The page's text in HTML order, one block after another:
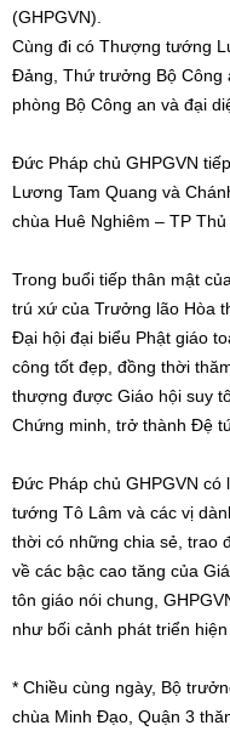
(GHPGVN).
Cùng đi có Thượng tướng
Đảng, Thứ trưởng Bộ Công
phòng Bộ Công an và đại
Đức Pháp chủ GHPGVN
Lương Tam Quang và
chùa Huê Nghiêm – TP
Trong buổi tiếp thân mật
trú xứ của Trưởng lão Hòa
Đại hội đại biểu Phật giáo
công tốt đẹp, đồng thời
thượng được Giáo hội suy
Chứng minh, trở thành Đệ
Đức Pháp chủ GHPGVN
tướng Tô Lâm và các vị
thời có những chia sẻ, trao
về các bậc cao tăng của
tôn giáo nói chung,
như bối cảnh phát triển
* Chiều cùng ngày, Bộ
chùa Minh Đạo, Quận 3